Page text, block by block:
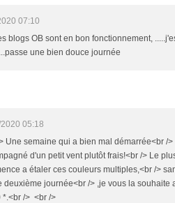
07:10
blogs OB sont en bon fonctionnement,
une bien douce journée
05:18
Une semaine qui a bien mal démarrée<br /
d'un petit vent plutôt frais!<br /> Le
a étaler ces couleurs multiples,<br />
deuxième journée<br /> ,je vous la souhaite
*.<br /> <br />